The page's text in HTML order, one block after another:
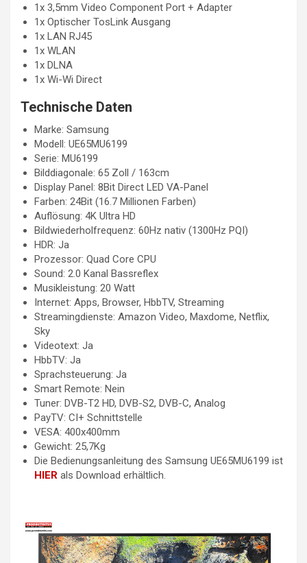
1x 3,5mm Video Component Port + Adapter
1x Optischer TosLink Ausgang
1x LAN RJ45
1x WLAN
1x DLNA
1x Wi-Wi Direct
Technische Daten
Marke: Samsung
Modell: UE65MU6199
Serie: MU6199
Bilddiagonale: 65 Zoll / 163cm
Display Panel: 8Bit Direct LED VA-Panel
Farben: 24Bit (16.7 Millionen Farben)
Auflösung: 4K Ultra HD
Bildwiederholfrequenz: 60Hz nativ (1300Hz PQI)
HDR: Ja
Prozessor: Quad Core CPU
Sound: 2.0 Kanal Bassreflex
Musikleistung: 20 Watt
Internet: Apps, Browser, HbbTV, Streaming
Streamingdienste: Amazon Video, Maxdome, Netflix,
Sky
Videotext: Ja
HbbTV: Ja
Sprachsteuerung: Ja
Smart Remote: Nein
Tuner: DVB-T2 HD, DVB-S2, DVB-C, Analog
PayTV: CI+ Schnittstelle
VESA: 400x400mm
Gewicht: 25,7Kg
Die Bedienungsanleitung des Samsung UE65MU6199 ist
HIER als Download erhältlich.